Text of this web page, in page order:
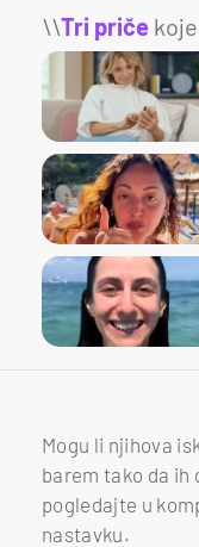
\\Tri priče
Mogu li njihova
barem tako da ih
pogledajte u
nastavku.